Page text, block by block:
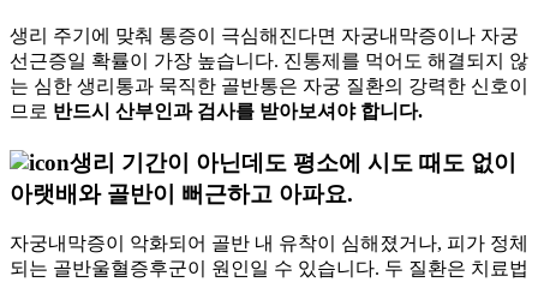
생리 주기에 맞춰 통증이 극심해진다면 자궁내막증이나 자궁
선근증일 확률이 가장 높습니다. 진통제를 먹어도 해결되지 않
는 심한 생리통과 묵직한 골반통은 자궁 질환의 강력한 신호이
므로 반드시 산부인과 검사를 받아보셔야 합니다.
생리 기간이 아닌데도 평소에 시도 때도 없이
아랫배와 골반이 뻐근하고 아파요.
자궁내막증이 악화되어 골반 내 유착이 심해졌거나, 피가 정체
되는 골반울혈증후군이 원인일 수 있습니다. 두 질환은 치료법